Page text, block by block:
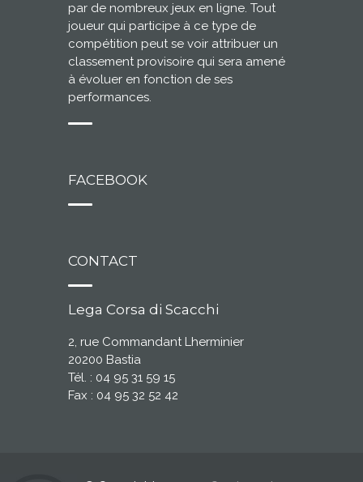
par de nombreux jeux en ligne. Tout
joueur qui participe à ce type de
compétition peut se voir attribuer un
classement provisoire qui sera amené
à évoluer en fonction de ses
performances.
FACEBOOK
CONTACT
Lega Corsa di Scacchi
2, rue Commandant Lherminier
20200 Bastia
Tél. : 04 95 31 59 15
Fax : 04 95 32 52 42